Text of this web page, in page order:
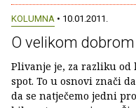
KOLUMNA • 10.01.2011.
O velikom
Plivanje je, za razliku od
spot. To u osnovi znači
da se natječemo jedni